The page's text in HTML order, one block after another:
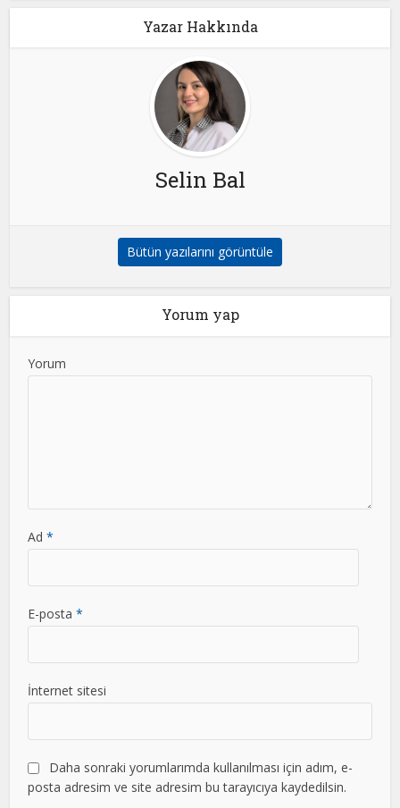
Yazar Hakkında
Selin Bal
Bütün yazılarını görüntüle
Yorum yap
Yorum
Ad*
E-posta*
İnternet sitesi
Daha sonraki yorumlarımda kullanılması için adım, e-
posta adresim ve site adresim bu tarayıcıya kaydedilsin.